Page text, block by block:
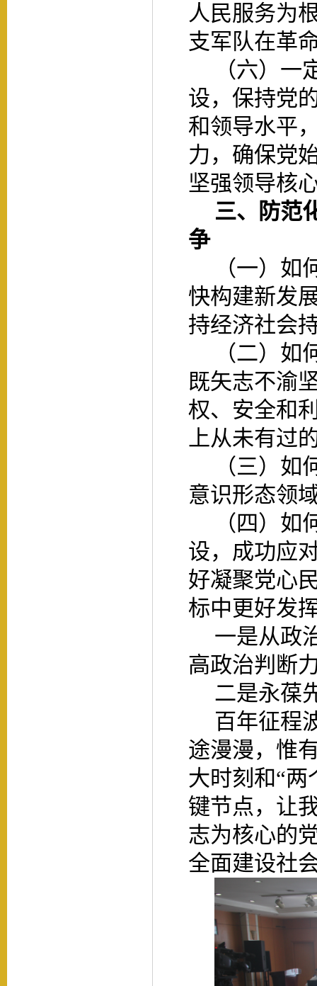
人民服务为
支军队在革
（六）
设，保持党
和领导水平
力，确保党
坚强领导核
三、防范
争
（一）
快构建新发
持经济社会
（二）
既矢志不渝
权、安全和
上从未有过
（三）
意识形态领
（四）
设，成功应
好凝聚党心
标中更好发
一是从政
高政治判断
二是永葆
百年征程
途漫漫，惟
大时刻和“两
键节点，让
志为核心的
全面建设社